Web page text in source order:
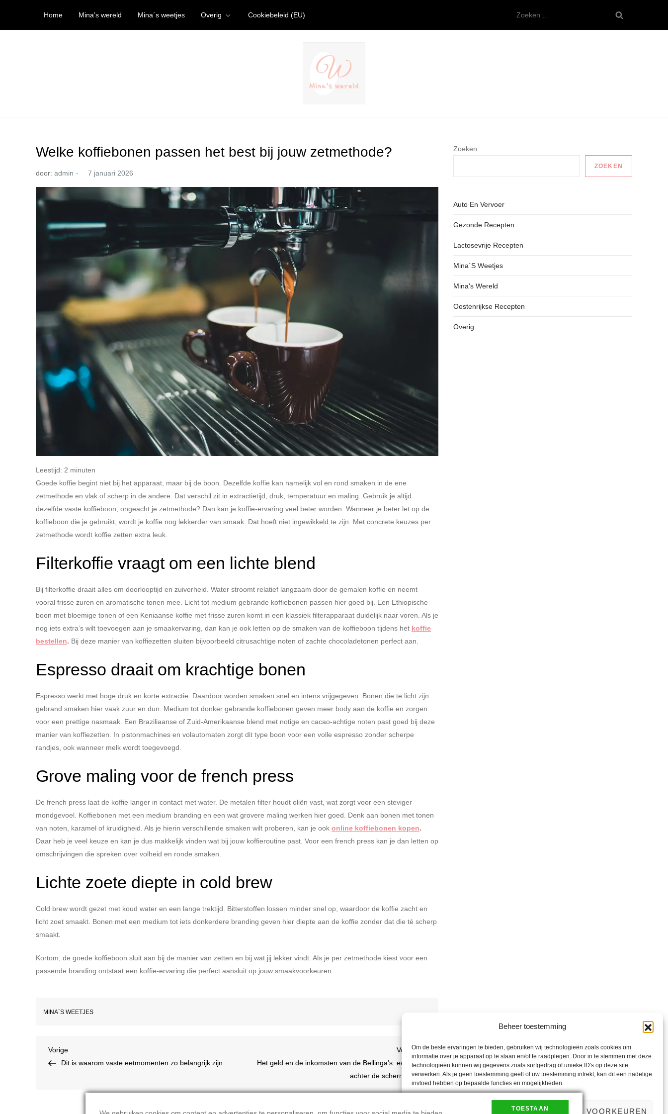
Beheer toestemming
Om de beste ervaringen te bieden, gebruiken wij technologieën zoals cookies om
informatie over je apparaat op te slaan en/of te raadplegen. Door in te stemmen met deze
technologieën kunnen wij gegevens zoals surfgedrag of unieke ID's op deze site
verwerken. Als je geen toestemming geeft of uw toestemming intrekt, kan dit een nadelige
invloed hebben op bepaalde functies en mogelijkheden.
ACCEPTEREN WEIGEREN BEKIJK VOORKEUREN
de
Home Mina’s wereld Mina´s weetjes Overig Cookiebeleid (EU)
naar:
Welke koffiebonen passen het best bij jouw zetmethode?
door: admin
Leestijd: 2 minuten
Goede koffie begint niet bij het apparaat, maar bij de boon. Dezelfde koffie kan namelijk vol en rond smaken in de ene
zetmethode en vlak of scherp in de andere. Dat verschil zit in extractietijd, druk, temperatuur en maling. Gebruik je altijd
dezelfde vaste koffieboon, ongeacht je zetmethode? Dan kan je koffie-ervaring veel beter worden. Wanneer je beter let op de
koffieboon die je gebruikt, wordt je koffie nog lekkerder van smaak. Dat hoeft niet ingewikkeld te zijn. Met concrete keuzes per
zetmethode wordt koffie zetten extra leuk.
Filterkoffie vraagt om een lichte blend
Bij filterkoffie draait alles om doorlooptijd en zuiverheid. Water stroomt relatief langzaam door de gemalen koffie en neemt
vooral frisse zuren en aromatische tonen mee. Licht tot medium gebrande koffiebonen passen hier goed bij. Een Ethiopische
boon met bloemige tonen of een Keniaanse koffie met frisse zuren komt in een klassiek filterapparaat duidelijk naar voren. Als je
nog iets extra’s wilt toevoegen aan je smaakervaring, dan kan je ook letten op de smaken van de koffieboon tijdens het koffie
bestellen. Bij deze manier van koffiezetten sluiten bijvoorbeeld citrusachtige noten of zachte chocoladetonen perfect aan.
Espresso draait om krachtige bonen
Espresso werkt met hoge druk en korte extractie. Daardoor worden smaken snel en intens vrijgegeven. Bonen die te licht zijn
gebrand smaken hier vaak zuur en dun. Medium tot donker gebrande koffiebonen geven meer body aan de koffie en zorgen
voor een prettige nasmaak. Een Braziliaanse of Zuid-Amerikaanse blend met notige en cacao-achtige noten past goed bij deze
manier van koffiezetten. In pistonmachines en volautomaten zorgt dit type boon voor een volle espresso zonder scherpe
randjes, ook wanneer melk wordt toegevoegd.
Grove maling voor de french press
De french press laat de koffie langer in contact met water. De metalen filter houdt oliën vast, wat zorgt voor een steviger
mondgevoel. Koffiebonen met een medium branding en een wat grovere maling werken hier goed. Denk aan bonen met tonen
van noten, karamel of kruidigheid. Als je hierin verschillende smaken wilt proberen, kan je ook online koffiebonen kopen.
Daar heb je veel keuze en kan je dus makkelijk vinden wat bij jouw koffieroutine past. Voor een french press kan je dan letten op
omschrijvingen die spreken over volheid en ronde smaken.
Lichte zoete diepte in cold brew
Cold brew wordt gezet met koud water en een lange trektijd. Bitterstoffen lossen minder snel op, waardoor de koffie zacht en
licht zoet smaakt. Bonen met een medium tot iets donkerdere branding geven hier diepte aan de koffie zonder dat die té scherp
smaakt.
Kortom, de goede koffieboon sluit aan bij de manier van zetten en bij wat jij lekker vindt. Als je per zetmethode kiest voor een
passende branding ontstaat een koffie-ervaring die perfect aansluit op jouw smaakvoorkeuren.
MINA´S WEETJES
Bericht
Vorig
bericht
Vorige
Dit is waarom vaste eetmomenten zo belangrijk zijn
Volgend
bericht
Volgende
Het geld en de inkomsten van de Bellinga’s: een kijkje
achter de schermen
Zoeken
ZOEKEN
Auto En Vervoer
Gezonde Recepten
Lactosevrije Recepten
Mina´s Weetjes
Mina's Wereld
Oostenrijkse Recepten
Overig
TOESTAAN